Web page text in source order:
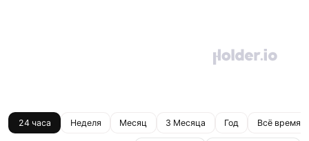
24 часа Неделя Месяц 3 Месяца Год Всё время